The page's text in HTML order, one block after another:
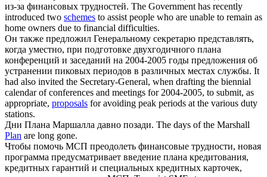
из-за финансовых трудностей. The Government has recently
introduced two schemes to assist people who are unable to remain as
home owners due to financial difficulties.
Он также предложил Генеральному секретарю представлять,
когда уместно, при подготовке двухгодичного плана
конференций и заседаний на 2004-2005 годы предложения об
устранении пиковых периодов в различных местах службы. It
had also invited the Secretary-General, when drafting the biennial
calendar of conferences and meetings for 2004-2005, to submit, as
appropriate, proposals for avoiding peak periods at the various duty
stations.
Дни Плана Маршалла давно позади. The days of the Marshall
Plan are long gone.
Чтобы помочь МСП преодолеть финансовые трудности, новая
программа предусматривает введение плана кредитования,
кредитных гарантий и специальных кредитных карточек,